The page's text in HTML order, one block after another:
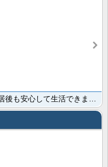
オートロック/オートロック 充実設備で入居後も安心して生活できますよ。私立桜美林大学ﾌﾟﾗﾈｯﾄ淵野･･･